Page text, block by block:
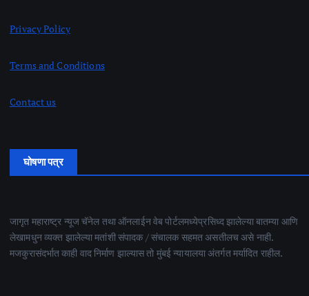
Privacy Policy
Terms and Conditions
Contact us
घोषणा पत्र
जागृत महाराष्ट्र न्यूज चॅनेल तथा ऑनलाईन वेब पोर्टलमध्येप्रसिध्द झालेल्या बातम्या आणि
लेखामधुन व्यक्त झालेल्या मतांशी संपादक / संचालक सहमत असतीलच असे नाही.
मजकुरासंदर्भात काही वाद निर्माण झाल्यास तो मुंबई न्यायालया अंतर्गत मर्यादित राहील.